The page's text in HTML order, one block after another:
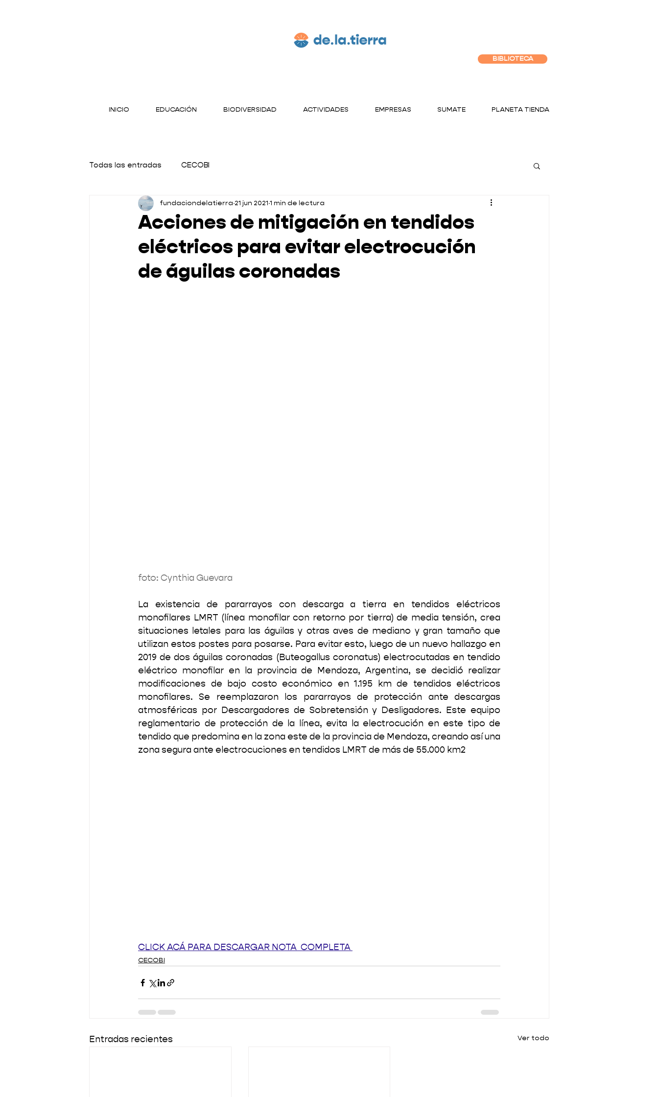
BIBLIOTECA
INICIO EDUCACIÓN BIODIVERSIDAD ACTIVIDADES EMPRESAS SUMATE PLANETA TIENDA
Todas las entradas CECOBI
Acciones de mitigación en tendidos
eléctricos para evitar electrocución
de águilas coronadas
fundaciondelatierra 21 jun 2021 1 min de lectura
foto: Cynthia Guevara
La existencia de pararrayos con descarga a tierra en tendidos eléctricos
monofilares LMRT (línea monofilar con retorno por tierra) de media tensión, crea
situaciones letales para las águilas y otras aves de mediano y gran tamaño que
utilizan estos postes para posarse. Para evitar esto, luego de un nuevo hallazgo en
2019 de dos águilas coronadas (Buteogallus coronatus) electrocutadas en tendido
eléctrico monofilar en la provincia de Mendoza, Argentina, se decidió realizar
modificaciones de bajo costo económico en 1.195 km de tendidos eléctricos
monofilares. Se reemplazaron los pararrayos de protección ante descargas
atmosféricas por Descargadores de Sobretensión y Desligadores. Este equipo
reglamentario de protección de la línea, evita la electrocución en este tipo de
tendido que predomina en la zona este de la provincia de Mendoza, creando así una
zona segura ante electrocuciones en tendidos LMRT de más de 55.000 km2
CLICK ACÁ PARA DESCARGAR NOTA  COMPLETA
CECOBI
Entradas recientes Ver todo